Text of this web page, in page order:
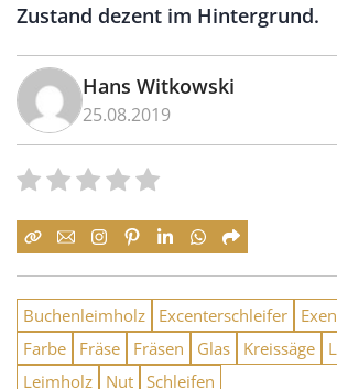
Zustand dezent im Hintergrund.
Hans Witkowski
25.08.2019
Buchenleimholz Excenterschleifer
Farbe
Fräse Fräsen Glas Kreissäge
Leimholz
Nut Schleifen